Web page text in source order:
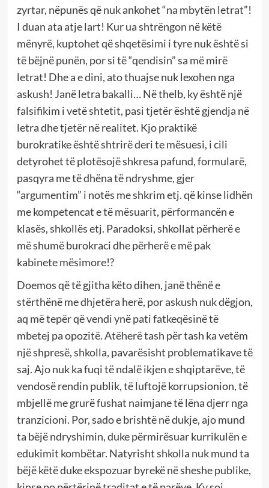
zyrtar, nëpunës që nuk ankohet “na mbytën letrat”!
I duan ata atje lart! Kur ua shtrëngon në këtë
mënyrë, kuptohet që shqetësimi i tyre nuk është si
të bëjnë punën, por si të “qendisin” sa më mirë
letrat! Dhe a e dini, ato thuajse nuk lexohen nga
askush! Janë letra bakalli… Në thelb, ky është një
falsifikim i vetë shtetit, pasi tjetër është gjendja në
letra dhe tjetër në realitet. Kjo praktikë
burokratike është shtrirë deri te mësuesi, i cili
detyrohet të plotësojë shkresa pafund, formularë,
pasqyra me të dhëna të ndryshme, gjer
“argumentim” i notës me shkrim etj. që kinse lidhën
me kompetencat e të mësuarit, përformancën e
klasës, shkollës etj. Paradoksi, shkollat përherë e
më shumë burokraci dhe përherë e më pak
kabinete mësimore!?
Doemos që të gjitha këto dihen, janë thënë e
stërthënë me dhjetëra herë, por askush nuk dëgjon,
aq më tepër që vendi ynë pati fatkeqësinë të
mbetej pa opozitë. Atëherë tash për tash ka vetëm
një shpresë, shkolla, pavarësisht problematikave të
saj. Ajo nuk ka fuqi të ndalë ikjen e shqiptarëve, të
vendosë rendin publik, të luftojë korrupsionion, të
mbjellë me grurë fushat naimjane të lëna djerr nga
tranzicioni. Por, sado e brishtë në dukje, ajo mund
ta bëjë ndryshimin, duke përmirësuar kurrikulën e
edukimit kombëtar. Natyrisht shkolla nuk mund ta
bëjë këtë duke ekspozuar byrekë në sheshe publike,